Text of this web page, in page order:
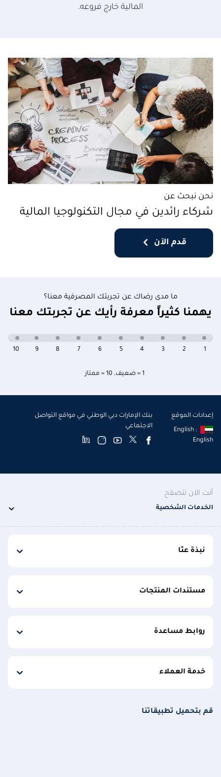
المالية خارج فروعه.
نحن نبحث عن
شركاء رائدين في مجال التكنولوجيا المالية
قدم الآن
ما مدى رضاك عن تجربتك المصرفية معنا؟
يهمنا كثيراً معرفة رأيك عن تجربتك معنا
1 = ضعيف , 10 = ممتاز
10 9 8 7 6 5 4 3 2 1
إعدادات الموقع
English :
English
بنك الإمارات دبي الوطني في مواقع التواصل
الاجتماعي
أنت الآن تتصفح
الخدمات الشخصية
نبذة عنّا
مستندات المنتجات
روابط مساعدة
خدمة العملاء
قم بتحميل تطبيقاتنا